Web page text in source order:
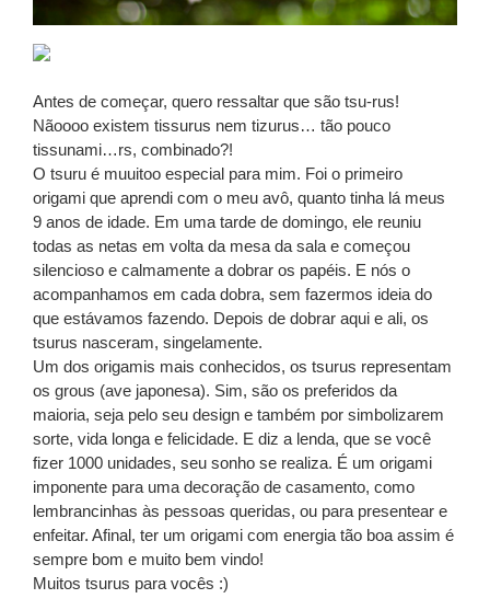
Antes de começar, quero ressaltar que são tsu-rus!
Nãoooo existem tissurus nem tizurus… tão pouco
tissunami…rs, combinado?!
O tsuru é muuitoo especial para mim. Foi o primeiro
origami que aprendi com o meu avô, quanto tinha lá meus
9 anos de idade. Em uma tarde de domingo, ele reuniu
todas as netas em volta da mesa da sala e começou
silencioso e calmamente a dobrar os papéis. E nós o
acompanhamos em cada dobra, sem fazermos ideia do
que estávamos fazendo. Depois de dobrar aqui e ali, os
tsurus nasceram, singelamente.
Um dos origamis mais conhecidos, os tsurus representam
os grous (ave japonesa). Sim, são os preferidos da
maioria, seja pelo seu design e também por simbolizarem
sorte, vida longa e felicidade. E diz a lenda, que se você
fizer 1000 unidades, seu sonho se realiza. É um origami
imponente para uma decoração de casamento, como
lembrancinhas às pessoas queridas, ou para presentear e
enfeitar. Afinal, ter um origami com energia tão boa assim é
sempre bom e muito bem vindo!
Muitos tsurus para vocês :)